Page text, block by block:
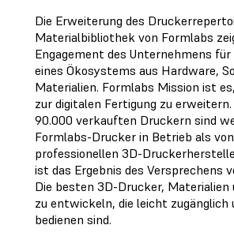
Die Erweiterung des
Materialbibliothek von Formlabs
Engagement des Unternehmens für
eines Ökosystems aus Hardware,
Materialien. Formlabs Mission ist
zur digitalen Fertigung zu
90.000 verkauften Druckern sind
Formlabs-Drucker in Betrieb als
professionellen 3D-
ist das Ergebnis des Versprechens
Die besten 3D-Drucker, Materialien
zu entwickeln, die leicht zugänglich
bedienen sind.